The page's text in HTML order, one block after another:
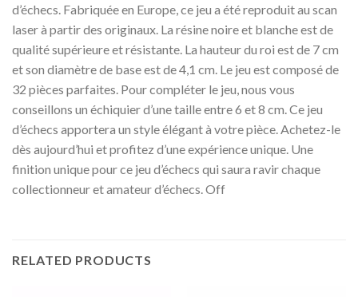
d’échecs. Fabriquée en Europe, ce jeu a été reproduit au scan
laser à partir des originaux. La résine noire et blanche est de
qualité supérieure et résistante. La hauteur du roi est de 7 cm
et son diamètre de base est de 4,1 cm. Le jeu est composé de
32 pièces parfaites. Pour compléter le jeu, nous vous
conseillons un échiquier d’une taille entre 6 et 8 cm. Ce jeu
d’échecs apportera un style élégant à votre pièce. Achetez-le
dès aujourd’hui et profitez d’une expérience unique. Une
finition unique pour ce jeu d’échecs qui saura ravir chaque
collectionneur et amateur d’échecs. Off
RELATED PRODUCTS